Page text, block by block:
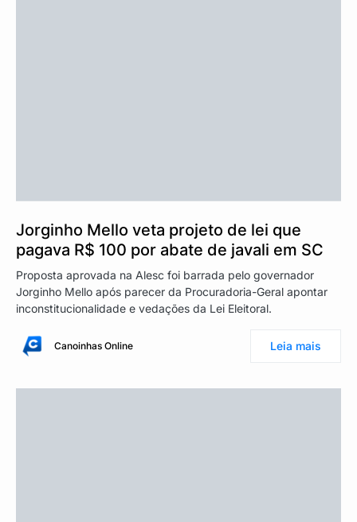
Jorginho Mello veta projeto de lei que
pagava R$ 100 por abate de javali em SC
Proposta aprovada na Alesc foi barrada pelo governador
Jorginho Mello após parecer da Procuradoria-Geral apontar
inconstitucionalidade e vedações da Lei Eleitoral.
Canoinhas Online Leia mais